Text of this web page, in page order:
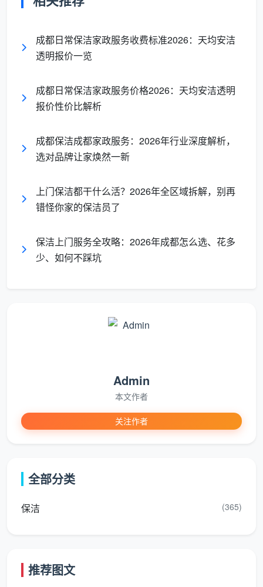
与开关
面板
表面灰尘擦拭 无明显积灰
需要注意的是，家庭保洁不包含搬动大件家具、开
柜内部整理、天花板除尘以及窗帘拆洗等深度清洁项目
1.2 厨房：台面油污清除与表面擦拭
易被客户误解的区域。上门保洁清洁在厨房的核心工作
包括台面油污清除与水渍清理、水槽内壁刷洗及龙头表
洗）、灶台表面及厨电外壳擦拭，以及地面清扫+拖
拭。
的厨房服务仅针对表面和轻度油污，油烟机的全拆清
洗、橱柜内部的彻底清洁属于深度保洁或专项家电清洗
1.3 卫生间：洁具除垢与镜面去渍
卫生间的上门保洁清洁重点在于马桶内外壁刷洗
+外表面擦拭、洗手台与镜面擦拭及水渍刮拭、淋浴区
玻璃水渍刮拭与地面冲洗、水龙头/花洒等五金件表面擦
洁。
1.4 门窗、阳台与其他
洗。阳台保洁通常包括地面清扫、晾衣架表面擦拭和栏
杆除尘。
成都日常保洁家政服务收费标准2026：天均安洁
透明报价一览
成都日常保洁家政服务价格2026：天均安洁透明
报价性价比解析
成都保洁成都家政服务：2026年行业深度解析，
选对品牌让家焕然一新
上门保洁都干什么活？2026年全区域拆解，别再
错怪你家的保洁员了
保洁上门服务全攻略：2026年成都怎么选、花多
少、如何不踩坑
Admin
本文作者
关注作者
全部分类
保洁 (365)
推荐图文